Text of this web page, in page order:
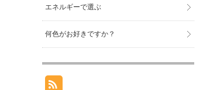
エネルギーで選ぶ
何色がお好きですか？